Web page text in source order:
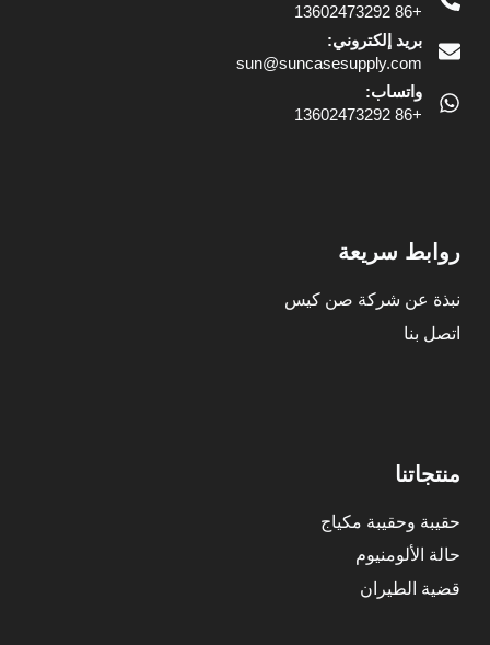
+86 13602473292
بريد إلكتروني:
sun@suncasesupply.com
واتساب:
+86 13602473292
روابط سريعة
نبذة عن شركة صن كيس
اتصل بنا
منتجاتنا
حقيبة وحقيبة مكياج
حالة الألومنيوم
قضية الطيران